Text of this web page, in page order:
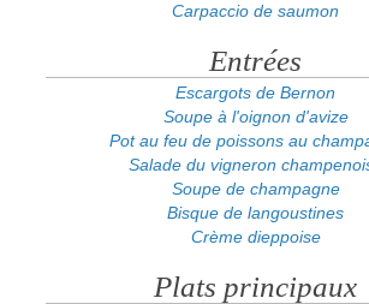
Carpaccio de saumon
Entrées
Escargots de Bernon
Soupe à l'oignon d'avize
Pot au feu de poissons au
Salade du vigneron
Soupe de champagne
Bisque de langoustines
Crème dieppoise
Plats principaux